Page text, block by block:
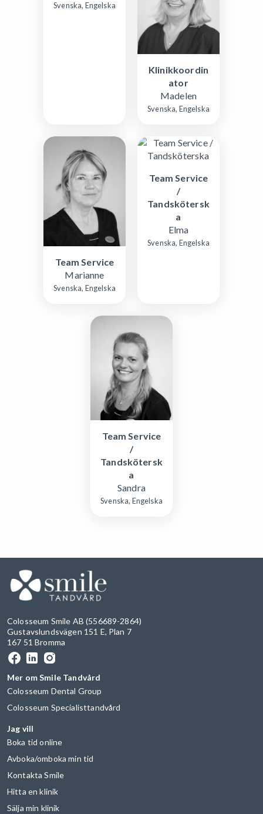
Svenska, Engelska
Klinikkoordin
ator
Madelen
Svenska, Engelska
Team Service
Marianne
Svenska, Engelska
Team Service
/
Tandskötersk
a
Elma
Svenska, Engelska
Team Service
/
Tandskötersk
a
Sandra
Svenska, Engelska
Colosseum Smile AB (556689-2864)
Gustavslundsvägen 151 E, Plan 7
167 51 Bromma
Mer om Smile Tandvård
Colosseum Dental Group
Colosseum Specialisttandvård
Jag vill
Boka tid online
Avboka/omboka min tid
Kontakta Smile
Hitta en klinik
Sälja min klinik